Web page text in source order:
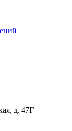
д. 47Г